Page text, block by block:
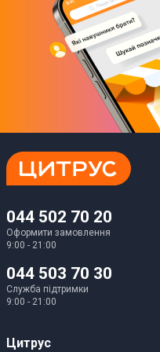
044 502 70 20
Оформити замовлення
9:00 - 21:00
044 503 70 30
Служба підтримки
9:00 - 21:00
Цитрус